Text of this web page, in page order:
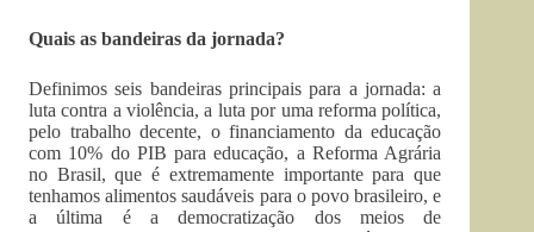
Quais as bandeiras da jornada?
Definimos seis bandeiras principais para a jornada: a
luta contra a violência, a luta por uma reforma política,
pelo trabalho decente, o financiamento da educação
com 10% do PIB para educação, a Reforma Agrária
no Brasil, que é extremamente importante para que
tenhamos alimentos saudáveis para o povo brasileiro, e
a última é a democratização dos meios de